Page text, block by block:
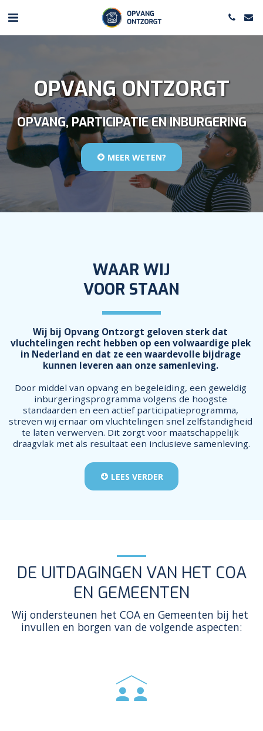
OPVANG ONTZORGT
OPVANG, PARTICIPATIE EN INBURGERING
MEER WETEN?
WAAR WIJ
VOOR STAAN
Wij bij Opvang Ontzorgt geloven sterk dat
vluchtelingen recht hebben op een volwaardige plek
in Nederland en dat ze een waardevolle bijdrage
kunnen leveren aan onze samenleving.
Door middel van opvang en begeleiding, een geweldig
inburgeringsprogramma volgens de hoogste
standaarden en een actief participatieprogramma,
streven wij ernaar om vluchtelingen snel zelfstandigheid
te laten verwerven. Dit zorgt voor maatschappelijk
draagvlak met als resultaat een inclusieve samenleving.
LEES VERDER
DE UITDAGINGEN VAN HET COA
EN GEMEENTEN
Wij ondersteunen het COA en Gemeenten bij het
invullen en borgen van de volgende aspecten: